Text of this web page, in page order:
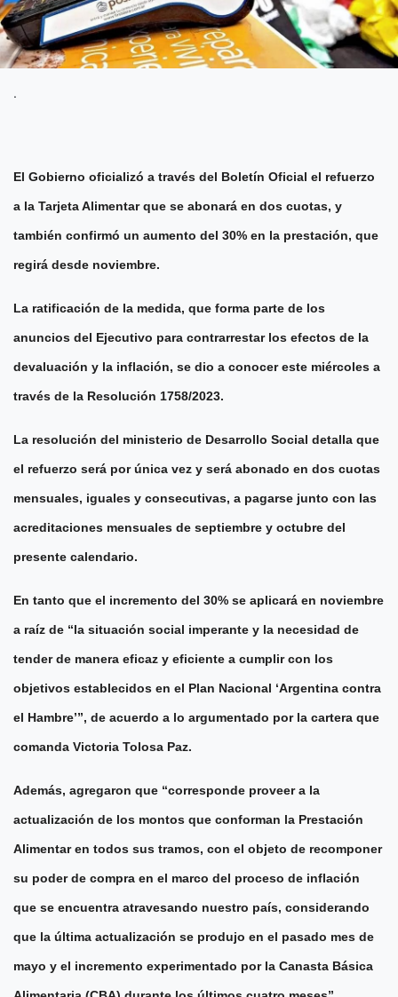
.
El Gobierno oficializó a través del Boletín Oficial el refuerzo
a la Tarjeta Alimentar que se abonará en dos cuotas, y
también confirmó un aumento del 30% en la prestación, que
regirá desde noviembre.
La ratificación de la medida, que forma parte de los
anuncios del Ejecutivo para contrarrestar los efectos de la
devaluación y la inflación, se dio a conocer este miércoles a
través de la Resolución 1758/2023.
La resolución del ministerio de Desarrollo Social detalla que
el refuerzo será por única vez y será abonado en dos cuotas
mensuales, iguales y consecutivas, a pagarse junto con las
acreditaciones mensuales de septiembre y octubre del
presente calendario.
En tanto que el incremento del 30% se aplicará en noviembre
a raíz de “la situación social imperante y la necesidad de
tender de manera eficaz y eficiente a cumplir con los
objetivos establecidos en el Plan Nacional ‘Argentina contra
el Hambre’”, de acuerdo a lo argumentado por la cartera que
comanda Victoria Tolosa Paz.
Además, agregaron que “corresponde proveer a la
actualización de los montos que conforman la Prestación
Alimentar en todos sus tramos, con el objeto de recomponer
su poder de compra en el marco del proceso de inflación
que se encuentra atravesando nuestro país, considerando
que la última actualización se produjo en el pasado mes de
mayo y el incremento experimentado por la Canasta Básica